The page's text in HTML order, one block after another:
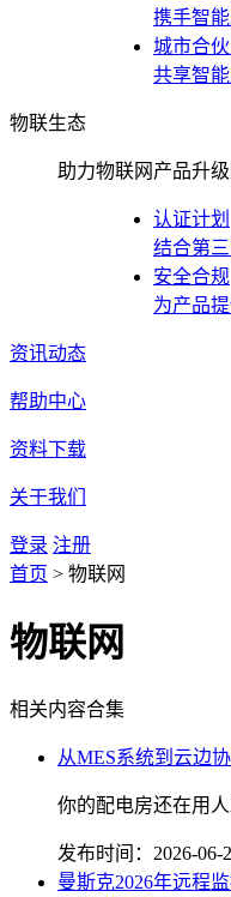
携手智
城市合
共享智
物联生态
助力物联网产品升
认证计划
结合第
安全合规
为产品
资讯动态
帮助中心
资料下载
关于我们
登录 注册
首页 > 物联网
物联网
相关内容合集
从MES系统到云边
你的配电房还在用人
发布时间：2026-06-
曼斯克2026年远程